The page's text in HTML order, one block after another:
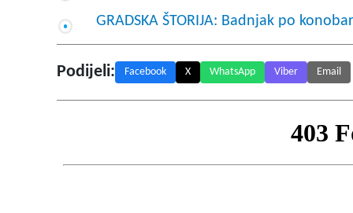
GRADSKA ŠTORIJA: Badnjak po
Podijeli: Facebook X WhatsApp Viber Email